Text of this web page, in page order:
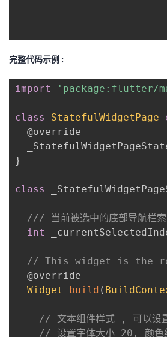
完整代码示例 :
import 'package:flutter/
class StatefulWidgetPage
@override
}
class
/// 当前被选中的底部导航栏索
int
// This widget is the
@override
Widget
build (
// 文本组件样式 , 可以设
// 设置字体大小 20, 颜色